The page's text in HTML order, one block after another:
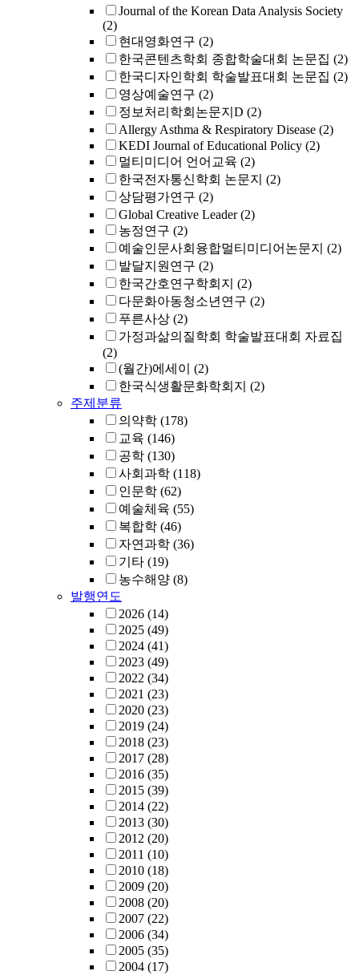
Journal of the Korean Data Analysis Society
(2)
현대영화연구 (2)
한국콘텐츠학회 종합학술대회 논문집 (2)
한국디자인학회 학술발표대회 논문집 (2)
영상예술연구 (2)
정보처리학회논문지D (2)
Allergy Asthma & Respiratory Disease (2)
KEDI Journal of Educational Policy (2)
멀티미디어 언어교육 (2)
한국전자통신학회 논문지 (2)
상담평가연구 (2)
Global Creative Leader (2)
농정연구 (2)
예술인문사회융합멀티미디어논문지 (2)
발달지원연구 (2)
한국간호연구학회지 (2)
다문화아동청소년연구 (2)
푸른사상 (2)
가정과삶의질학회 학술발표대회 자료집
(2)
(월간)에세이
(2)
한국식생활문화학회지 (2)
주제분류
의약학 (178)
교육 (146)
공학 (130)
사회과학 (118)
인문학 (62)
예술체육 (55)
복합학 (46)
자연과학 (36)
기타 (19)
농수해양 (8)
발행연도
2026 (14)
2025 (49)
2024 (41)
2023 (49)
2022 (34)
2021 (23)
2020 (23)
2019 (24)
2018 (23)
2017 (28)
2016 (35)
2015 (39)
2014 (22)
2013 (30)
2012 (20)
2011 (10)
2010 (18)
2009 (20)
2008 (20)
2007 (22)
2006 (34)
2005 (35)
2004 (17)